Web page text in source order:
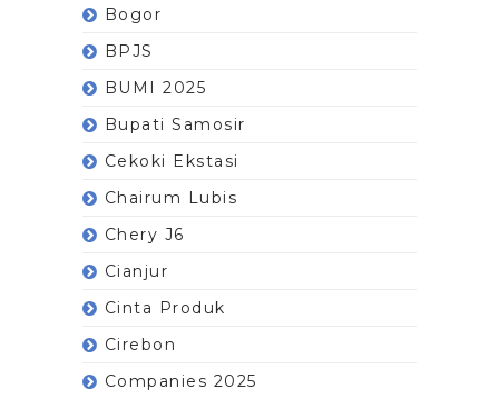
Bogor
BPJS
BUMI 2025
Bupati Samosir
Cekoki Ekstasi
Chairum Lubis
Chery J6
Cianjur
Cinta Produk
Cirebon
Companies 2025